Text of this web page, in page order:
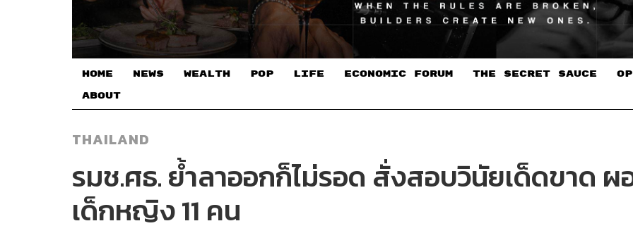
HOME NEWS WEALTH POP LIFE ECONOMIC FORUM THE SECRET SAUCE​
ABOUT
THAILAND
รมช.ศธ. ย้ำลาออกก็ไม่รอด สั่งสอบวินัยเด็ดขาด ผอ
เด็กหญิง 11 คน